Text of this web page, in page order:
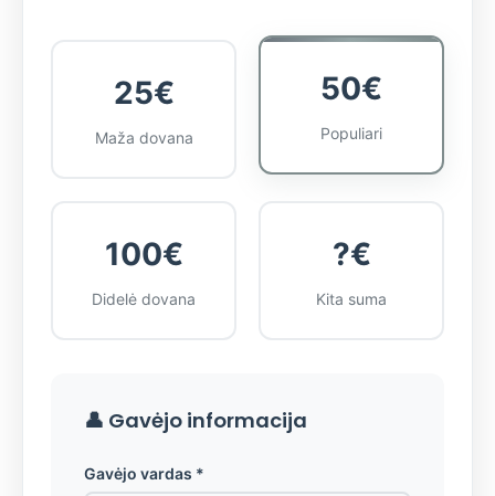
25€
Maža dovana
50€
Populiari
100€
Didelė dovana
?€
Kita suma
👤 Gavėjo informacija
Gavėjo vardas *